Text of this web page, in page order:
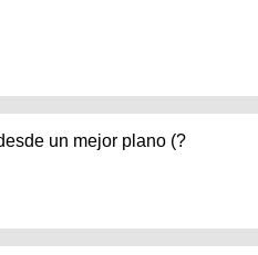
un mejor plano (?